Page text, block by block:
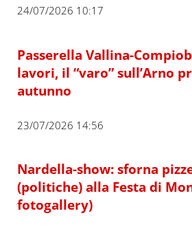
24/07/2026 10:17
Passerella Vallina-
lavori, il “varo” sull’Arno
autunno
23/07/2026 14:56
Nardella-show: sforna
(politiche) alla Festa di
fotogallery)